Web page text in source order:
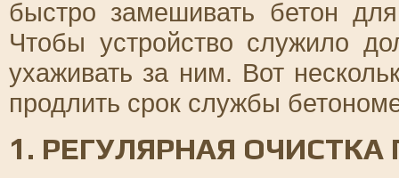
быстро замешивать бетон
Чтобы устройство служило
ухаживать за ним. Вот
продлить срок службы
1. РЕГУЛЯРНАЯ